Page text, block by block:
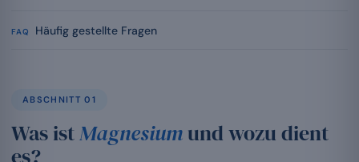
FAQ Häufig gestellte Fragen
ABSCHNITT 01
Was istMagnesiumund wozu dient